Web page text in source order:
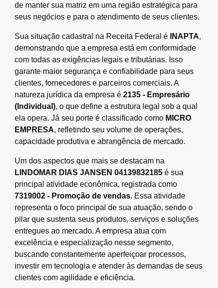
de manter sua matriz em uma região estratégica para
seus negócios e para o atendimento de seus clientes.
Sua situação cadastral na Receita Federal é INAPTA,
demonstrando que a empresa está em conformidade
com todas as exigências legais e tributárias. Isso
garante maior segurança e confiabilidade para seus
clientes, fornecedores e parceiros comerciais. A
natureza jurídica da empresa é 2135 - Empresário
(Individual), o que define a estrutura legal sob a qual
ela opera. Já seu porte é classificado como MICRO
EMPRESA, refletindo seu volume de operações,
capacidade produtiva e abrangência de mercado.
Um dos aspectos que mais se destacam na
LINDOMAR DIAS JANSEN 04139832185 é sua
principal atividade econômica, registrada como
7319002 - Promoção de vendas. Essa atividade
representa o foco principal de sua atuação, sendo o
pilar que sustenta seus produtos, serviços e soluções
entregues ao mercado. A empresa atua com
excelência e especialização nesse segmento,
buscando constantemente aperfeiçoar processos,
investir em tecnologia e atender às demandas de seus
clientes com agilidade e eficiência.